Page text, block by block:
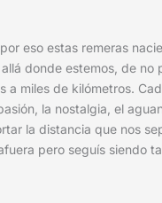
eso estas remeras
donde estemos, de no
a miles de kilómetros.
la nostalgia, el
la distancia que nos
pero seguís siendo